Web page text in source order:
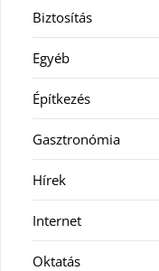
Biztosítás
Egyéb
Építkezés
Gasztronómia
Hírek
Internet
Oktatás